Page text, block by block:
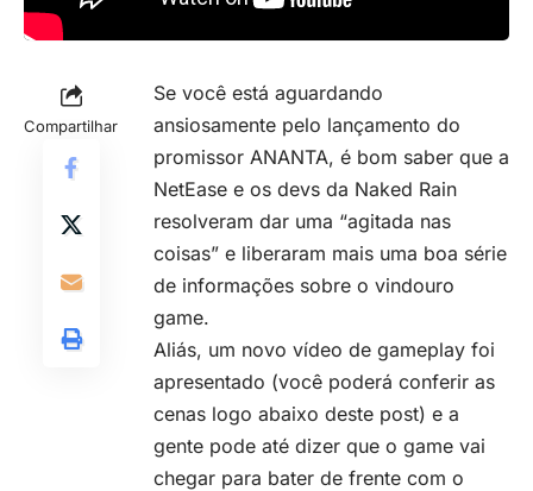
Compartilhar
Se você está aguardando
ansiosamente pelo lançamento do
promissor ANANTA, é bom saber que a
NetEase e os devs da Naked Rain
resolveram dar uma “agitada nas
coisas” e liberaram mais uma boa série
de informações sobre o vindouro
game.
Aliás, um novo vídeo de gameplay foi
apresentado (você poderá conferir as
cenas logo abaixo deste post) e a
gente pode até dizer que o game vai
chegar para bater de frente com o